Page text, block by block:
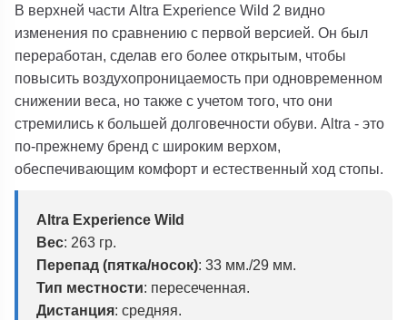
В верхней части Altra Experience Wild 2 видно
изменения по сравнению с первой версией. Он был
переработан, сделав его более открытым, чтобы
повысить воздухопроницаемость при одновременном
снижении веса, но также с учетом того, что они
стремились к большей долговечности обуви. Altra - это
по-прежнему бренд с широким верхом,
обеспечивающим комфорт и естественный ход стопы.
Altra Experience Wild
Вес: 263 гр.
Перепад (пятка/носок): 33 мм./29 мм.
Тип местности: пересеченная.
Дистанция: средняя.